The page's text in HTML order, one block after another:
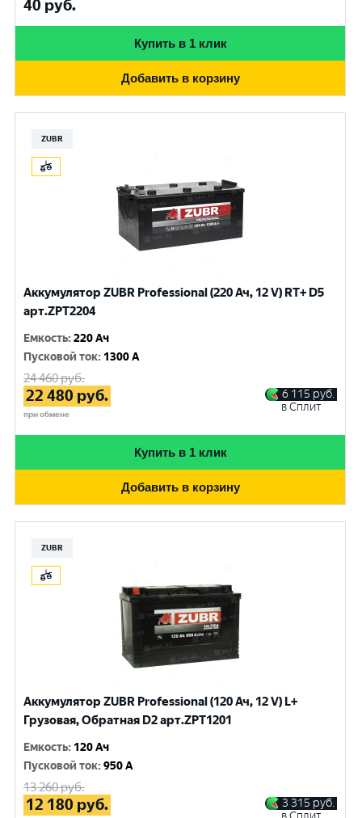
40 руб.
Купить в 1 клик
Добавить в корзину
ZUBR
Аккумулятор ZUBR Professional (220 Ач, 12 V) RT+ D5
арт.ZPT2204
Емкость:220 Ач
Пусковой ток: 1300 A
24 460руб.
22 480 руб.
при обмене
6 115 руб.
в Сплит
Купить в 1 клик
Добавить в корзину
ZUBR
Аккумулятор ZUBR Professional (120 Ач, 12 V) L+
Грузовая, Обратная D2 арт.ZPT1201
Емкость: 120 Ач
Пусковой ток:950 A
13 260руб.
12 180 руб. 3 315 руб.